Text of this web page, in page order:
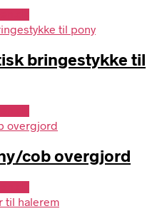
bringestykke til
cob overgjord